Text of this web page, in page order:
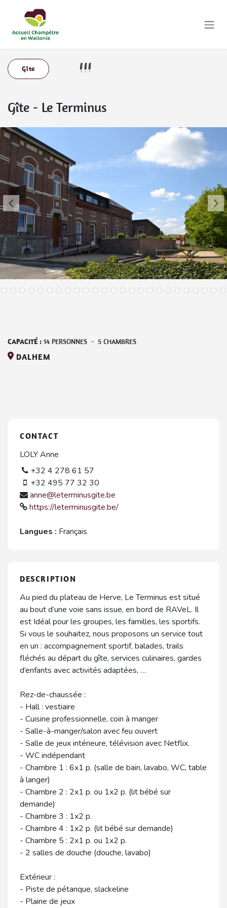
Gîte
Gîte - Le Terminus
CAPACITÉ : 14 PERSONNES - 5 CHAMBRES
DALHEM
CONTACT
LOLY Anne
+32 4 278 61 57
+32 495 77 32 30
anne@leterminusgite.be
https://leterminusgite.be/
Langues : Français
DESCRIPTION
Au pied du plateau de Herve, Le Terminus est situé
au bout d’une voie sans issue, en bord de RAVeL. Il
est Idéal pour les groupes, les familles, les sportifs.
Si vous le souhaitez, nous proposons un service tout
en un : accompagnement sportif, balades, trails
fléchés au départ du gîte, services culinaires, gardes
d’enfants avec activités adaptées, …
Rez-de-chaussée :
- Hall : vestiaire
- Cuisine professionnelle, coin à manger
- Salle-à-manger/salon avec feu ouvert
- Salle de jeux intérieure, télévision avec Netflix.
- WC indépendant
- Chambre 1 : 6x1 p. (salle de bain, lavabo, WC, table
à langer)
- Chambre 2 : 2x1 p. ou 1x2 p. (lit bébé sur
demande)
- Chambre 3 : 1x2 p.
- Chambre 4 : 1x2 p. (lit bébé sur demande)
- Chambre 5 : 2x1 p. ou 1x2 p.
- 2 salles de douche (douche, lavabo)
Extérieur :
- Piste de pétanque, slackeline
- Plaine de jeux